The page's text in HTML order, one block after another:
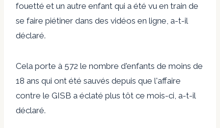
fouetté et un autre enfant qui a été vu en train de
se faire piétiner dans des vidéos en ligne, a-t-il
déclaré.
Cela porte à 572 le nombre d'enfants de moins de
18 ans qui ont été sauvés depuis que l'affaire
contre le GISB a éclaté plus tôt ce mois-ci, a-t-il
déclaré.